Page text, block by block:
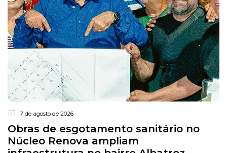
7 de agosto de 2026
Obras de esgotamento sanitário no
Núcleo Renova ampliam